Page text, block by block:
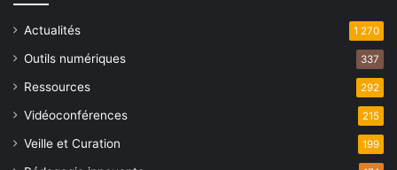
Actualités 1 270
Outils numériques 337
Ressources 292
Vidéoconférences 215
Veille et Curation 199